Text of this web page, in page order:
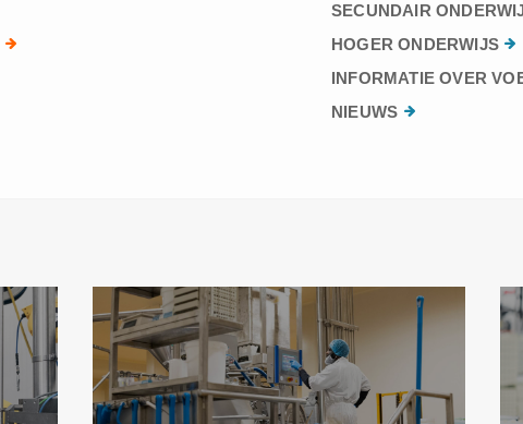
SECUNDAIR
HOGER ONDERWIJS
INFORMATIE OVER
NIEUWS